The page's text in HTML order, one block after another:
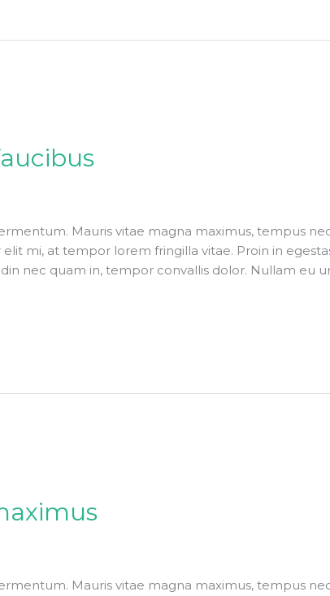
Mauris vitae magna maximus, tempus
mi, at tempor lorem fringilla vitae. Proin in
nec quam in, tempor convallis dolor. Nullam eu
Mauris vitae magna maximus, tempus